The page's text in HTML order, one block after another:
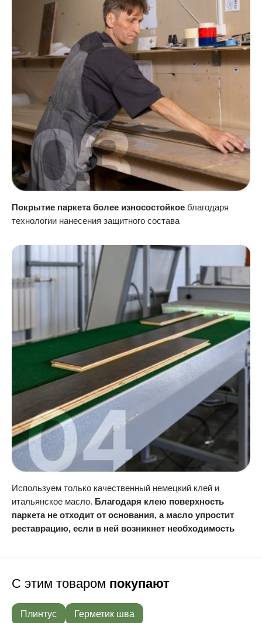
Покрытие паркета более износостойкое благодаря
технологии нанесения защитного состава
Используем только качественный немецкий клей и
итальянское масло. Благодаря клею поверхность
паркета не отходит от основания, а масло упростит
реставрацию, если в ней возникнет необходимость
С этим товаром покупают
Плинтус Герметик шва